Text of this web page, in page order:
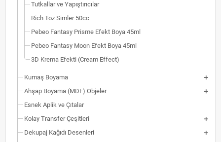
Tutkallar ve Yapıştırıcılar
Rich Toz Simler 50cc
Pebeo Fantasy Prisme Efekt Boya 45ml
Pebeo Fantasy Moon Efekt Boya 45ml
3D Krema Efekti (Cream Effect)
Kumaş Boyama
Ahşap Boyama (MDF) Objeler
Esnek Aplik ve Çıtalar
Kolay Transfer Çeşitleri
Dekupaj Kağıdı Desenleri